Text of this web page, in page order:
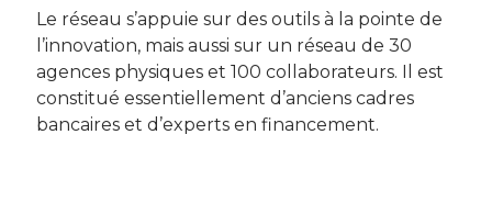
Le réseau s’appuie sur des outils à la pointe de
l’innovation, mais aussi sur un réseau de 30
agences physiques et 100 collaborateurs. Il est
constitué essentiellement d’anciens cadres
bancaires et d’experts en financement.